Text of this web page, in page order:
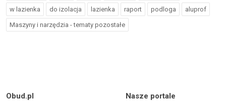
w lazienka do izolacja lazienka raport podloga aluprof
Maszyny i narzędzia - tematy pozostałe
Obud.pl Nasze portale